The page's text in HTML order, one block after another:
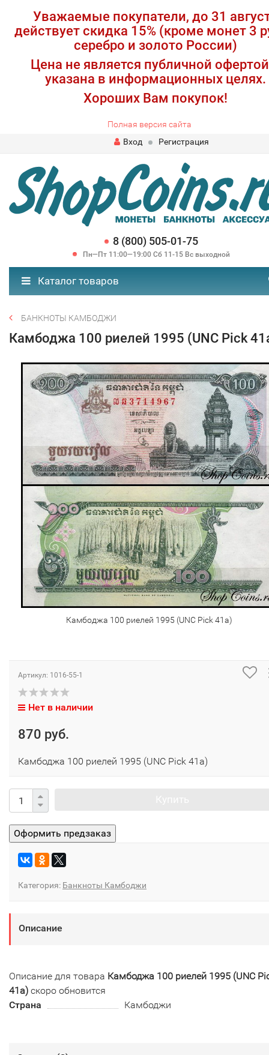
Уважаемые покупатели, до 31
действует скидка 15% (кроме монет 3
серебро и золото России)
Цена не является публичной
указана в информационных целях.
Хороших Вам покупок!
Полная версия сайта
Вход
Регистрация
8 (800) 505-01-75
Пн—Пт 11:00—19:00 Сб 11-15 Вс выходной
Каталог товаров
БАНКНОТЫ КАМБОДЖИ
Камбоджа 100 риелей 1995 (UNC Pick
Камбоджа 100 риелей 1995 (UNC Pick 41а)
Артикул: 1016-55-1
Нет в наличии
870 руб.
Камбоджа 100 риелей 1995 (UNC Pick 41а)
Категория: Банкноты Камбоджи
Описание
Описание для товара Камбоджа 100 риелей 1995 (UNC
41а) скоро обновится
Страна
Камбоджи